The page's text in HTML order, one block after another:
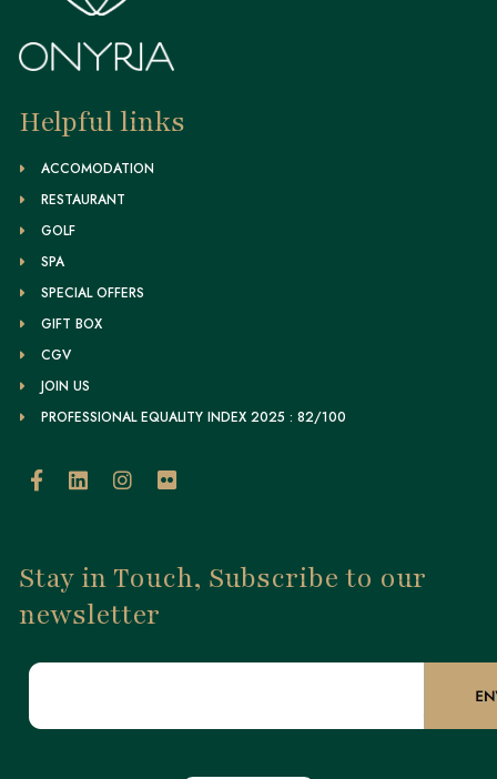
Helpful links
ACCOMODATION
RESTAURANT
GOLF
SPA
SPECIAL OFFERS
GIFT BOX
CGV
JOIN US
PROFESSIONAL EQUALITY INDEX 2025 : 82/100
Stay in Touch, Subscribe to our
newsletter